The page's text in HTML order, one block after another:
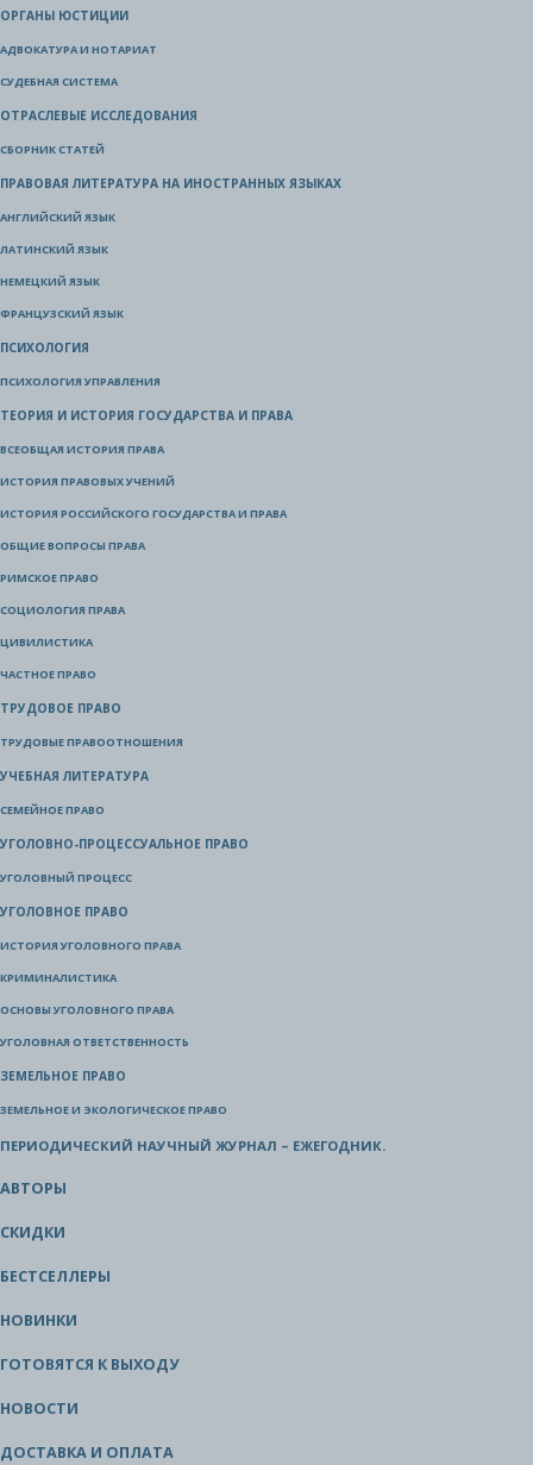
ОРГАНЫ ЮСТИЦИИ
АДВОКАТУРА И НОТАРИАТ
СУДЕБНАЯ СИСТЕМА
ОТРАСЛЕВЫЕ ИССЛЕДОВАНИЯ
СБОРНИК СТАТЕЙ
ПРАВОВАЯ ЛИТЕРАТУРА НА ИНОСТРАННЫХ ЯЗЫКАХ
АНГЛИЙСКИЙ ЯЗЫК
ЛАТИНСКИЙ ЯЗЫК
НЕМЕЦКИЙ ЯЗЫК
ФРАНЦУЗСКИЙ ЯЗЫК
ПСИХОЛОГИЯ
ПСИХОЛОГИЯ УПРАВЛЕНИЯ
ТЕОРИЯ И ИСТОРИЯ ГОСУДАРСТВА И ПРАВА
ВСЕОБЩАЯ ИСТОРИЯ ПРАВА
ИСТОРИЯ ПРАВОВЫХ УЧЕНИЙ
ИСТОРИЯ РОССИЙСКОГО ГОСУДАРСТВА И ПРАВА
ОБЩИЕ ВОПРОСЫ ПРАВА
РИМСКОЕ ПРАВО
СОЦИОЛОГИЯ ПРАВА
ЦИВИЛИСТИКА
ЧАСТНОЕ ПРАВО
ТРУДОВОЕ ПРАВО
ТРУДОВЫЕ ПРАВООТНОШЕНИЯ
УЧЕБНАЯ ЛИТЕРАТУРА
СЕМЕЙНОЕ ПРАВО
УГОЛОВНО-ПРОЦЕССУАЛЬНОЕ ПРАВО
УГОЛОВНЫЙ ПРОЦЕСС
УГОЛОВНОЕ ПРАВО
ИСТОРИЯ УГОЛОВНОГО ПРАВА
КРИМИНАЛИСТИКА
ОСНОВЫ УГОЛОВНОГО ПРАВА
УГОЛОВНАЯ ОТВЕТСТВЕННОСТЬ
ЗЕМЕЛЬНОЕ ПРАВО
ЗЕМЕЛЬНОЕ И ЭКОЛОГИЧЕСКОЕ ПРАВО
ПЕРИОДИЧЕСКИЙ НАУЧНЫЙ ЖУРНАЛ – ЕЖЕГОДНИК.
АВТОРЫ
СКИДКИ
БЕСТСЕЛЛЕРЫ
НОВИНКИ
ГОТОВЯТСЯ К ВЫХОДУ
НОВОСТИ
ДОСТАВКА И ОПЛАТА